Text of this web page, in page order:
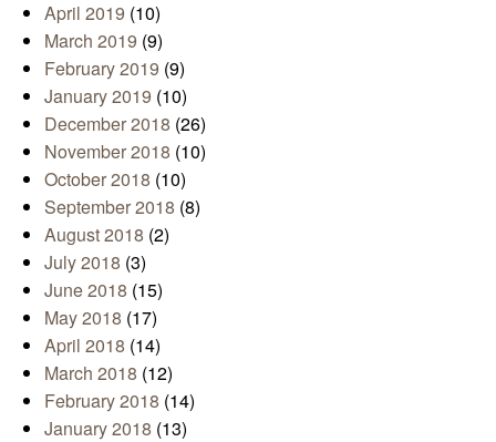
April 2019 (10)
March 2019 (9)
February 2019 (9)
January 2019 (10)
December 2018 (26)
November 2018 (10)
October 2018 (10)
September 2018 (8)
August 2018 (2)
July 2018 (3)
June 2018 (15)
May 2018 (17)
April 2018 (14)
March 2018 (12)
February 2018 (14)
January 2018 (13)